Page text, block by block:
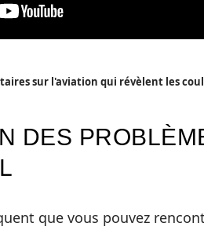
sur l'aviation qui révèlent les
DES
que vous pouvez